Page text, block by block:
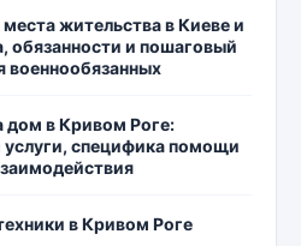
жительства в Киеве и
обязанности и пошаговый
военнообязанных
дом в Кривом Роге:
услуги, специфика помощи
в Кривом Роге